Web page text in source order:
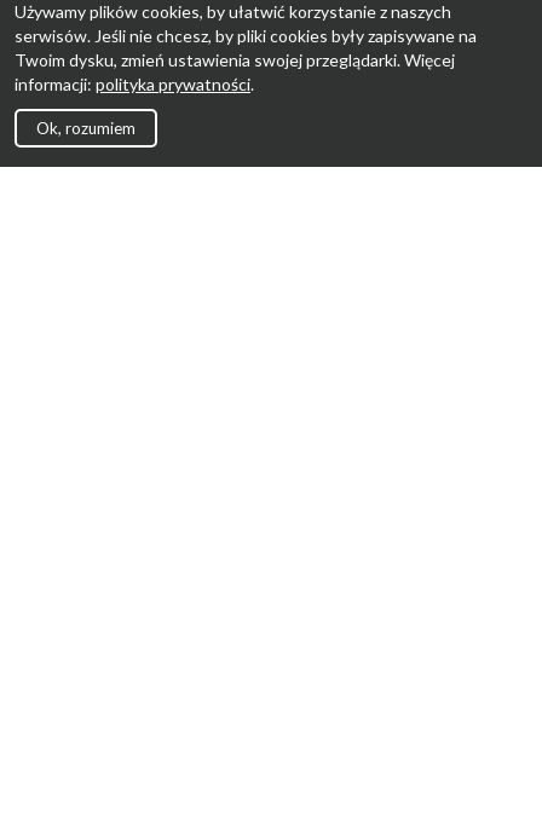
Używamy plików cookies, by ułatwić korzystanie z naszych
serwisów. Jeśli nie chcesz, by pliki cookies były zapisywane na
Twoim dysku, zmień ustawienia swojej przeglądarki. Więcej
informacji: polityka prywatności.
Ok, rozumiem